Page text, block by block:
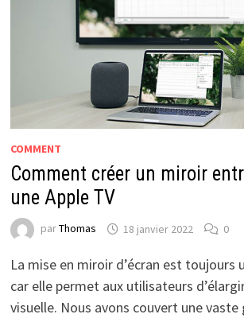
COMMENT
Comment créer un miroir
une Apple TV
parThomas 18 janvier 2022 0
La mise en miroir d’écran est toujours
car elle permet aux utilisateurs
visuelle. Nous avons couvert une